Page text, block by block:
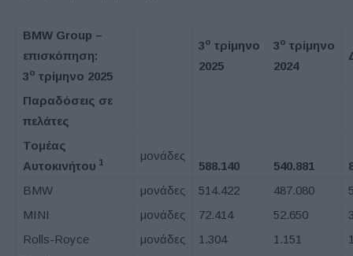
BMW Group –
επισκόπηση:
3ο τρίμηνο 2025
3ο τρίμηνο
2025
3ο τρίμηνο
2024
Παραδόσεις σε
πελάτες
Τομέας
Αυτοκινήτου 1
μονάδες
588.140 540.881
BMW
μονάδες 514.422 487.080
MINI
μονάδες 72.414 52.650
Rolls-Royce
μονάδες 1.304 1.151